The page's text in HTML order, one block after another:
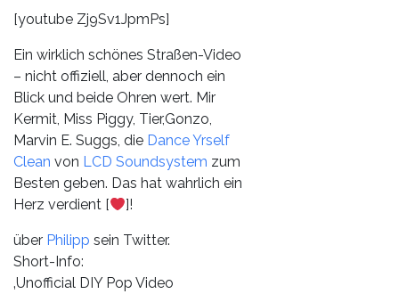
[youtube Zj9Sv1JpmPs]
Ein wirklich schönes Straßen-Video
– nicht offiziell, aber dennoch ein
Blick und beide Ohren wert. Mir
Kermit, Miss Piggy, Tier,Gonzo,
Marvin E. Suggs, die Dance Yrself
Clean von LCD Soundsystem zum
Besten geben. Das hat wahrlich ein
Herz verdient [
]!
über Philipp sein Twitter.
Short-Info:
‚Unofficial DIY Pop Video